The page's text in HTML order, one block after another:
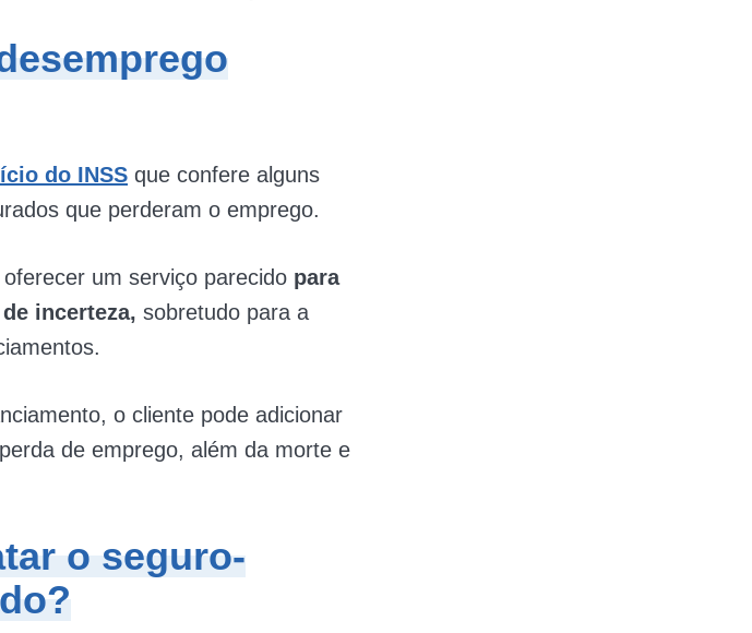
do INSS que confere alguns
que perderam o emprego.
um serviço parecido para
incerteza, sobretudo para a
o cliente pode adicionar
de emprego, além da morte e
o seguro-